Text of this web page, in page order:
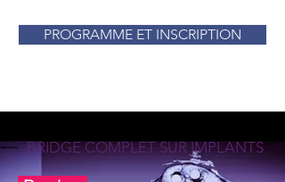
PROGRAMME ET INSCRIPTION
BRIDGE COMPLET SUR IMPLANTS